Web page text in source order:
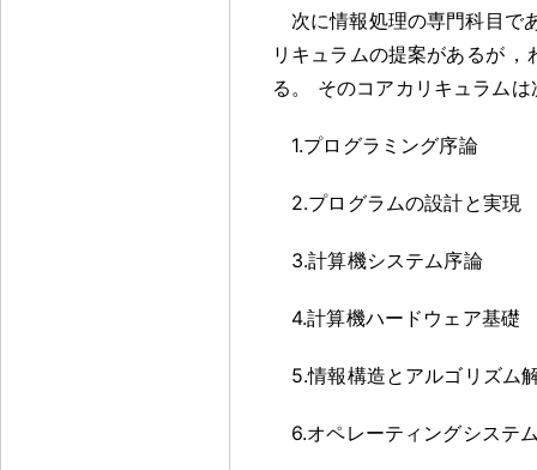
次に情報処理の専門科目で
リキュラムの提案があるが ，
る 。 そのコアカリキュラム
1.プログラミング序論
2.プログラムの設計と実現
3.計算機システム序論
4.計算機ハードウェア基礎
5.情報構造とアルゴリズム
6.オペレーティングシステ